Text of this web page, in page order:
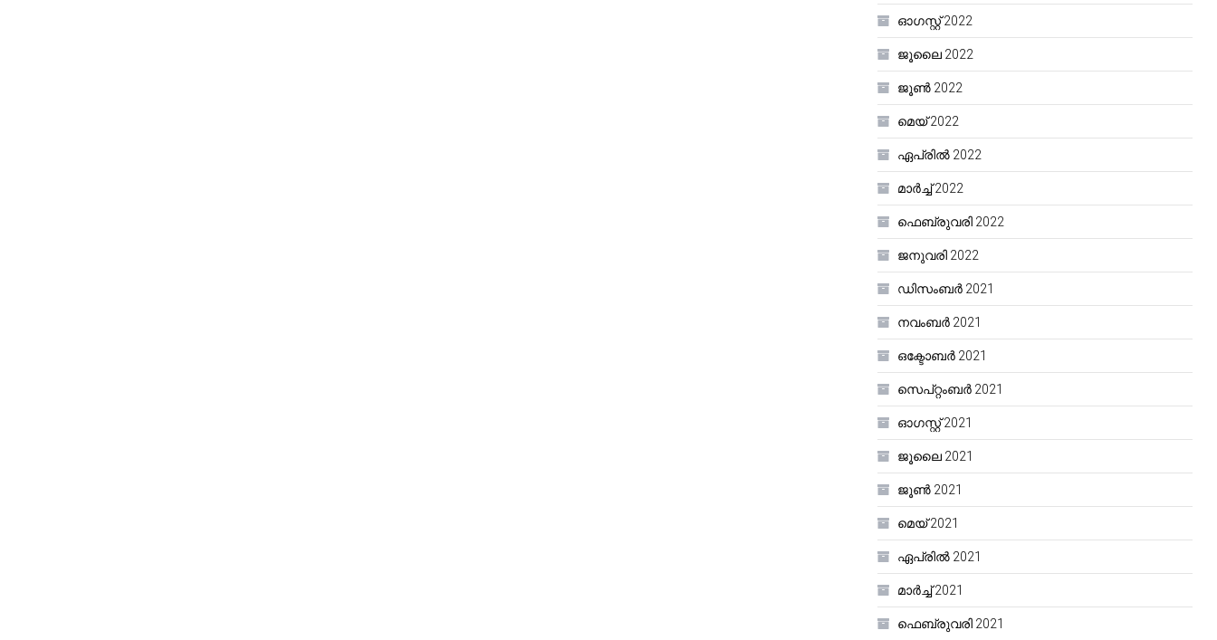
ഓഗസ്റ്റ്‌ 2022
ജൂലൈ 2022
ജൂൺ 2022
മെയ്‌ 2022
ഏപ്രിൽ 2022
മാർച്ച്‌ 2022
ഫെബ്രുവരി 2022
ജനുവരി 2022
ഡിസംബർ 2021
നവംബർ 2021
ഒക്ടോബർ 2021
സെപ്റ്റംബർ 2021
ഓഗസ്റ്റ്‌ 2021
ജൂലൈ 2021
ജൂൺ 2021
മെയ്‌ 2021
ഏപ്രിൽ 2021
മാർച്ച്‌ 2021
ഫെബ്രുവരി 2021